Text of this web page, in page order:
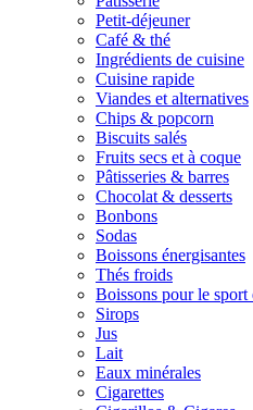
Petit-déjeuner
Café & thé
Ingrédients de cuisine
Cuisine rapide
Viandes et alternatives
Chips & popcorn
Biscuits salés
Fruits secs et à coque
Pâtisseries & barres
Chocolat & desserts
Bonbons
Sodas
Boissons énergisantes
Thés froids
Boissons pour le sport
Sirops
Jus
Lait
Eaux minérales
Cigarettes